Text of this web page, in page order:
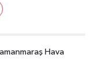
Hava